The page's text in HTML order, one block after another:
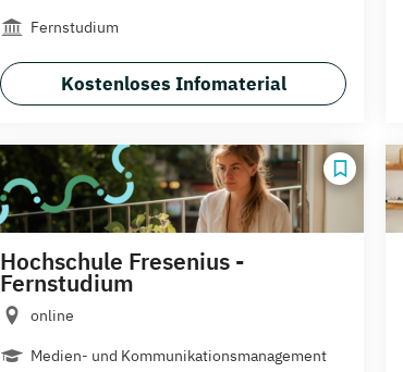
Fernstudium
Kostenloses Infomaterial
Hochschule Fresenius -
Fernstudium
online
Medien- und Kommunikationsmanagement